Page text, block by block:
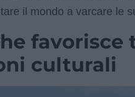
il mondo a varcare le
favorisce
culturali